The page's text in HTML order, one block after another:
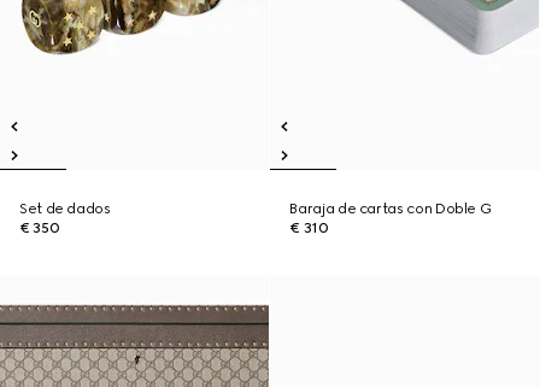
Set de dados
€ 350
Baraja de cartas con Doble G
€ 310